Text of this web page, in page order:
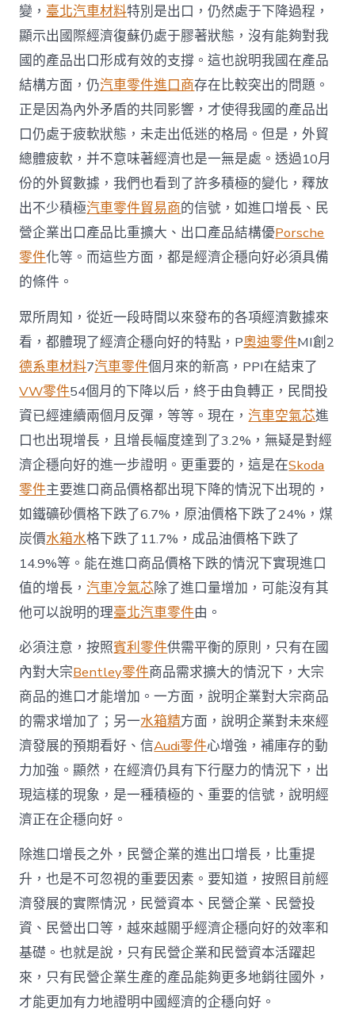
車
濟
企
穩
向
好
信
號
_
中
國
發
展
門
戶
網
－
發
展
門
戶〉
中
變， 臺北汽車材料特別是出口，仍然處于下降過程，
顯示出國際經濟復蘇仍處于膠著狀態，沒有能夠對我
國的產品出口形成有效的支撐。這也說明我國在產品
結構方面，仍汽車零件進口商存在比較突出的問題。
正是因為內外矛盾的共同影響，才使得我國的產品出
口仍處于疲軟狀態，未走出低迷的格局。但是，外貿
總體疲軟，并不意味著經濟也是一無是處。透過10月
份的外貿數據，我們也看到了許多積極的變化，釋放
出不少積極汽車零件貿易商的信號，如進口增長、民
營企業出口產品比重擴大、出口產品結構優Porsche
零件化等。而這些方面，都是經濟企穩向好必須具備
的條件。
眾所周知，從近一段時間以來發布的各項經濟數據來
看，都體現了經濟企穩向好的特點，P奧迪零件MI創2
德系車材料7汽車零件個月來的新高，PPI在結束了
VW零件54個月的下降以后，終于由負轉正，民間投
資已經連續兩個月反彈，等等。現在，汽車空氣芯進
口也出現增長，且增長幅度達到了3.2%，無疑是對經
濟企穩向好的進一步證明。更重要的，這是在Skoda
零件主要進口商品價格都出現下降的情況下出現的，
如鐵礦砂價格下跌了6.7%，原油價格下跌了24%，煤
炭價水箱水格下跌了11.7%，成品油價格下跌了
14.9%等。能在進口商品價格下跌的情況下實現進口
值的增長，汽車冷氣芯除了進口量增加，可能沒有其
他可以說明的理臺北汽車零件由。
必須注意，按照賓利零件供需平衡的原則，只有在國
內對大宗Bentley零件商品需求擴大的情況下，大宗
商品的進口才能增加。一方面，說明企業對大宗商品
的需求增加了；另一水箱精方面，說明企業對未來經
濟發展的預期看好、信Audi零件心增強，補庫存的動
力加強。顯然，在經濟仍具有下行壓力的情況下，出
現這樣的現象，是一種積極的、重要的信號，說明經
濟正在企穩向好。
除進口增長之外，民營企業的進出口增長，比重提
升，也是不可忽視的重要因素。要知道，按照目前經
濟發展的實際情況，民營資本、民營企業、民營投
資、民營出口等，越來越關乎經濟企穩向好的效率和
基礎。也就是說，只有民營企業和民營資本活躍起
來，只有民營企業生產的產品能夠更多地銷往國外，
才能更加有力地證明中國經濟的企穩向好。